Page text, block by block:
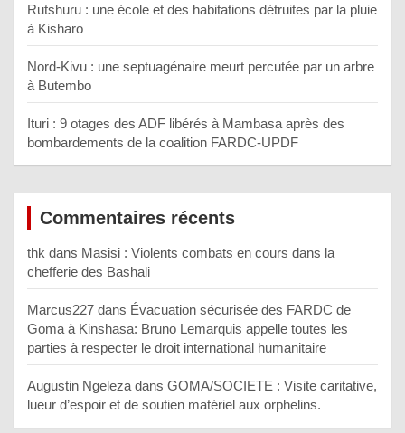
Rutshuru : une école et des habitations détruites par la pluie
à Kisharo
Nord-Kivu : une septuagénaire meurt percutée par un arbre
à Butembo
Ituri : 9 otages des ADF libérés à Mambasa après des
bombardements de la coalition FARDC-UPDF
Commentaires récents
thk dans Masisi : Violents combats en cours dans la
chefferie des Bashali
Marcus227 dans Évacuation sécurisée des FARDC de
Goma à Kinshasa: Bruno Lemarquis appelle toutes les
parties à respecter le droit international humanitaire
Augustin Ngeleza dans GOMA/SOCIETE : Visite caritative,
lueur d’espoir et de soutien matériel aux orphelins.